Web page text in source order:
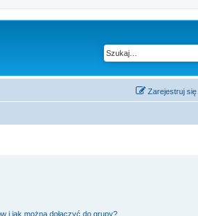
Zarejestruj się
i jak można dołączyć do grupy?